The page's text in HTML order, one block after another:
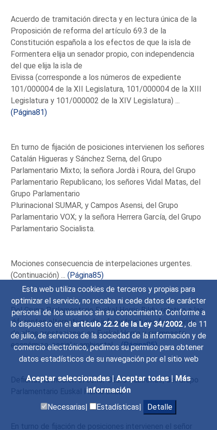
Esta web utiliza cookies de terceros y propias para
optimizar el servicio, no recaba ni cede datos de carácter
personal de los usuarios sin su conocimiento. Conforme a
lo dispuesto en elartículo 22.2 de la Ley 34/2002, de 11
de julio, de servicios de la sociedad de la información y de
comercio electrónico, pedimos su permiso para obtener
datos estadísticos de su navegación por el sitio web
Aceptar seleccionadas|Aceptar todas|Más
información
Necesarias|
Estadísticas| Detalle
Acuerdo de tramitación directa y en lectura única de la
Proposición de reforma del artículo 69.3 de la
Constitución española a los efectos de que la isla de
Formentera elija un senador propio, con independencia
del que elija la isla de
Eivissa (corresponde a los números de expediente
101/000004 de la XII Legislatura, 101/000004 de la XIII
Legislatura y 101/000002 de la XIV Legislatura) ...
(Página81)
En turno de fijación de posiciones intervienen los señores
Catalán Higueras y Sánchez Serna, del Grupo
Parlamentario Mixto; la señora Jordà i Roura, del Grupo
Parlamentario Republicano; los señores Vidal Matas, del
Grupo Parlamentario
Plurinacional SUMAR, y Campos Asensi, del Grupo
Parlamentario VOX; y la señora Herrera García, del Grupo
Parlamentario Socialista.
Mociones consecuencia de interpelaciones urgentes.
(Continuación) ...(Página85)
Del Grupo Parlamentario Euskal Herria Bildu, relativa a las
diferentes alternativas de infraestructuras ferroviarias
de altas prestaciones en Euskal Herria y su impacto
económico, social y ambiental ...(Página85)
Defiende la moción el señor Otero Gabirondo, del Grupo
Parlamentario Euskal Herria Bildu.
En turno de fijación de posiciones intervienen el señor